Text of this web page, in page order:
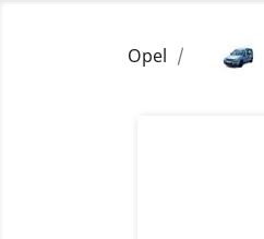
Opel